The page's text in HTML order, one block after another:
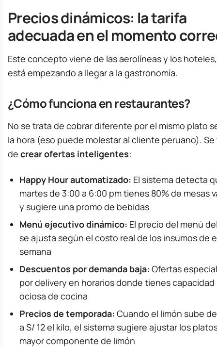
Precios dinámicos: la tarifa
adecuada en el momento
Este concepto viene de las aerolíneas y los
está empezando a llegar a la gastronomía.
¿Cómo funciona en restaurantes?
No se trata de cobrar diferente por el mismo plato
la hora (eso puede molestar al cliente peruano).
de crear ofertas inteligentes:
Happy Hour automatizado: El sistema detecta
martes de 3:00 a 6:00 pm tienes 80% de mesas
y sugiere una promo de bebidas
Menú ejecutivo dinámico: El precio del menú
se ajusta según el costo real de los insumos de
semana
Descuentos por demanda baja: Ofertas
por delivery en horarios donde tienes capacidad
ociosa de cocina
Precios de temporada: Cuando el limón sube
a S/ 12 el kilo, el sistema sugiere ajustar los
mayor componente de limón